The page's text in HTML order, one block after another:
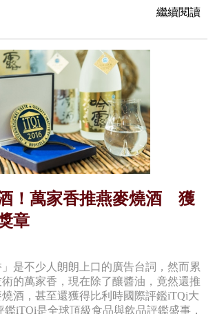
繼續閱讀
！萬家香推燕麥燒酒 獲
章
」是不少人朗朗上口的廣告台詞，然而累
的萬家香，現在除了釀醬油，竟然還推
酒，甚至還獲得比利時國際評鑑iTQi大
鑑iTQi是全球頂級食品與飲品評鑑盛事，